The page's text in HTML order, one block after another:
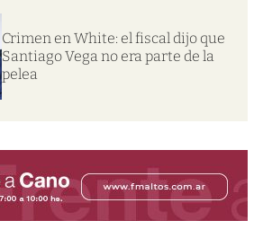
Crimen en White: el fiscal dijo que
Santiago Vega no era parte de la
pelea